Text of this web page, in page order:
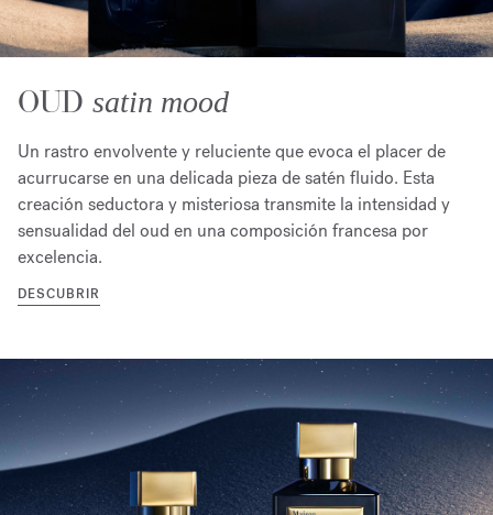
OUD satin mood
Un rastro envolvente y reluciente que evoca el placer de
acurrucarse en una delicada pieza de satén fluido. Esta
creación seductora y misteriosa transmite la intensidad y
sensualidad del oud en una composición francesa por
excelencia.
DESCUBRIR